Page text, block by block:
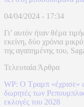
04/04/2024 - 17:34
Γι’ αυτόν ήταν θέμα
εκείνη, δύο χρόνια
της αγαπημένης του,
Τελευταία Άρθρα
WP: Ο Τραμπ «έχρισε»
δωρητές των
εκλογές του 2028